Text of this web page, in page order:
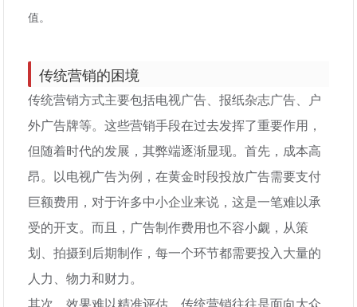
值。
传统营销的困境
传统营销方式主要包括电视广告、报纸杂志广告、户
外广告牌等。这些营销手段在过去发挥了重要作用，
但随着时代的发展，其弊端逐渐显现。首先，成本高
昂。以电视广告为例，在黄金时段投放广告需要支付
巨额费用，对于许多中小企业来说，这是一笔难以承
受的开支。而且，广告制作费用也不容小觑，从策
划、拍摄到后期制作，每一个环节都需要投入大量的
人力、物力和财力。